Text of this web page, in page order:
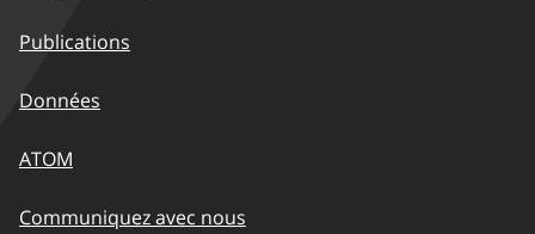
Publications
Données
ATOM
Communiquez avec nous